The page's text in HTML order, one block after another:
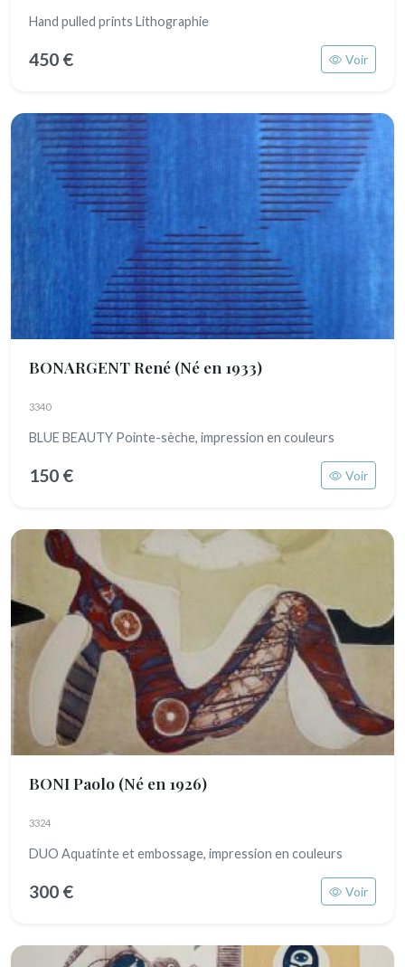
Hand pulled prints Lithographie
450 € Voir
BONARGENT René (Né en 1933)
3340
BLUE BEAUTY Pointe-sèche, impression en couleurs
150 € Voir
BONI Paolo (Né en 1926)
3324
DUO Aquatinte et embossage, impression en couleurs
300 € Voir